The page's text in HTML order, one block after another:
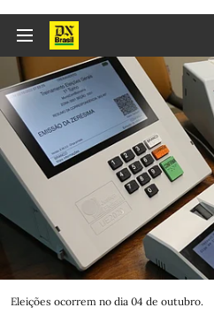
Eleições ocorrem no dia 04 de outubro.